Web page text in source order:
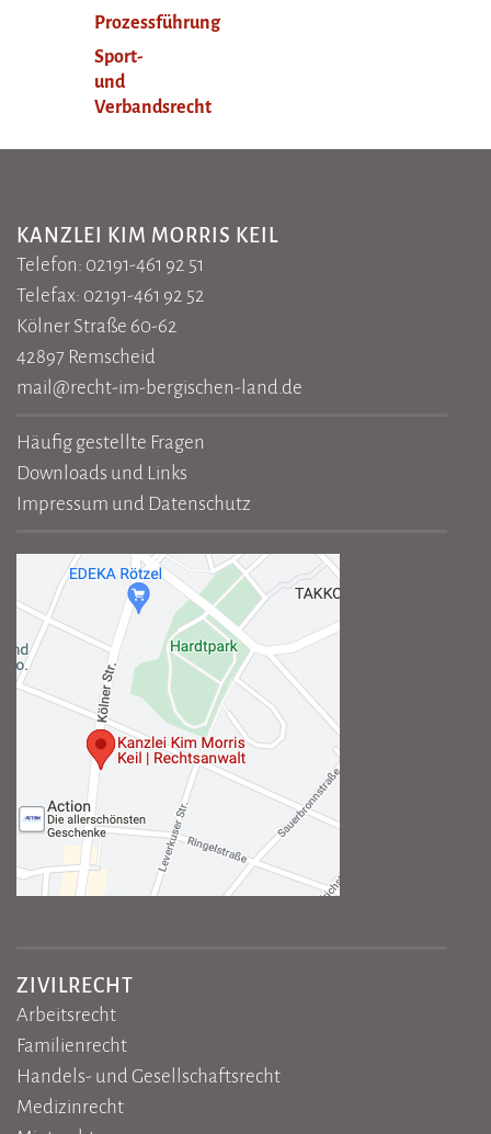
Prozessführung
Sport-
und
Verbandsrecht
KANZLEI KIM MORRIS KEIL
Telefon: 02191-461 92 51
Telefax: 02191-461 92 52
Kölner Straße 60-62
42897 Remscheid
mail@recht-im-bergischen-land.de
Häufig gestellte Fragen
Downloads und Links
Impressum und Datenschutz
ZIVILRECHT
Arbeitsrecht
Familienrecht
Handels- und Gesellschaftsrecht
Medizinrecht